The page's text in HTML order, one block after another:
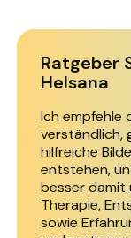
Ratgeber
Helsana
Ich empfehle
verständlich,
hilfreiche
entstehen,
besser damit
Therapie,
sowie